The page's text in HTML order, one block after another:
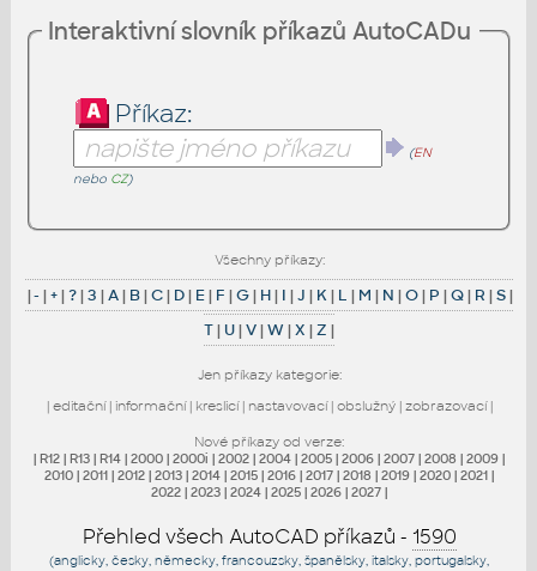
Interaktivní slovník příkazů AutoCADu
Příkaz:
(EN
nebo CZ)
Všechny příkazy:
|- |+|?|3 |A| B|C| D| E| F |G| H| I |J | K| L | M | N |O| P |Q| R |S|
T| U|V|W|X |Z |
Jen příkazy kategorie:
| editační| informační| kreslicí| nastavovací| obslužný| zobrazovací|
Nové příkazy od verze:
| R12 | R13 | R14 | 2000 | 2000i | 2002 | 2004 | 2005 | 2006 | 2007 | 2008 | 2009 |
2010 | 2011 | 2012 | 2013 | 2014 | 2015 | 2016 | 2017 | 2018 | 2019 | 2020 | 2021 |
2022 | 2023 | 2024 | 2025 | 2026 | 2027 |
Přehled všech AutoCAD příkazů - 1590
(anglicky, česky, německy, francouzsky, španělsky, italsky, portugalsky,